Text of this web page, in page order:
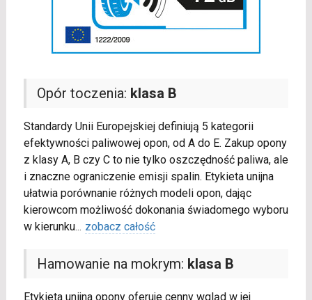
Opór toczenia: klasa B
Standardy Unii Europejskiej definiują 5 kategorii
efektywności paliwowej opon, od A do E. Zakup opony
z klasy A, B czy C to nie tylko oszczędność paliwa, ale
i znaczne ograniczenie emisji spalin. Etykieta unijna
ułatwia porównanie różnych modeli opon, dając
kierowcom możliwość dokonania świadomego wyboru
w kierunku... zobacz całość
Hamowanie na mokrym: klasa B
Etykieta unijna opony oferuje cenny wgląd w jej